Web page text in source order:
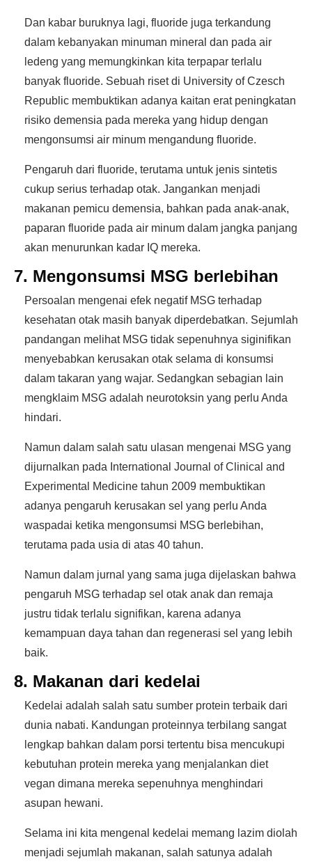
Dan kabar buruknya lagi, fluoride juga terkandung
dalam kebanyakan minuman mineral dan pada air
ledeng yang memungkinkan kita terpapar terlalu
banyak fluoride. Sebuah riset di University of Czesch
Republic membuktikan adanya kaitan erat peningkatan
risiko demensia pada mereka yang hidup dengan
mengonsumsi air minum mengandung fluoride.
Pengaruh dari fluoride, terutama untuk jenis sintetis
cukup serius terhadap otak. Jangankan menjadi
makanan pemicu demensia, bahkan pada anak-anak,
paparan fluoride pada air minum dalam jangka panjang
akan menurunkan kadar IQ mereka.
7. Mengonsumsi MSG berlebihan
Persoalan mengenai efek negatif MSG terhadap
kesehatan otak masih banyak diperdebatkan. Sejumlah
pandangan melihat MSG tidak sepenuhnya siginifikan
menyebabkan kerusakan otak selama di konsumsi
dalam takaran yang wajar. Sedangkan sebagian lain
mengklaim MSG adalah neurotoksin yang perlu Anda
hindari.
Namun dalam salah satu ulasan mengenai MSG yang
dijurnalkan pada International Journal of Clinical and
Experimental Medicine tahun 2009 membuktikan
adanya pengaruh kerusakan sel yang perlu Anda
waspadai ketika mengonsumsi MSG berlebihan,
terutama pada usia di atas 40 tahun.
Namun dalam jurnal yang sama juga dijelaskan bahwa
pengaruh MSG terhadap sel otak anak dan remaja
justru tidak terlalu signifikan, karena adanya
kemampuan daya tahan dan regenerasi sel yang lebih
baik.
8. Makanan dari kedelai
Kedelai adalah salah satu sumber protein terbaik dari
dunia nabati. Kandungan proteinnya terbilang sangat
lengkap bahkan dalam porsi tertentu bisa mencukupi
kebutuhan protein mereka yang menjalankan diet
vegan dimana mereka sepenuhnya menghindari
asupan hewani.
Selama ini kita mengenal kedelai memang lazim diolah
menjadi sejumlah makanan, salah satunya adalah